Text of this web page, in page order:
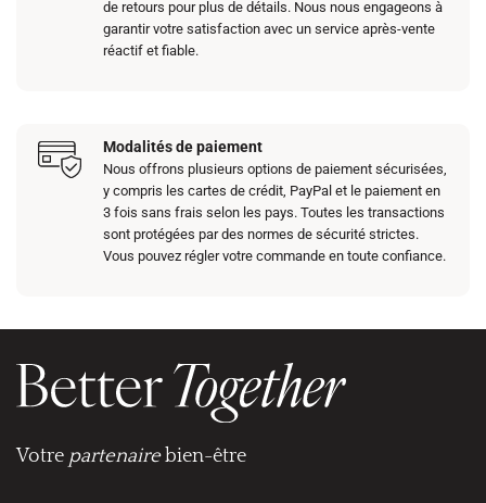
de retours pour plus de détails. Nous nous engageons à
garantir votre satisfaction avec un service après-vente
réactif et fiable.
Modalités de paiement
Nous offrons plusieurs options de paiement sécurisées,
y compris les cartes de crédit, PayPal et le paiement en
3 fois sans frais selon les pays. Toutes les transactions
sont protégées par des normes de sécurité strictes.
Vous pouvez régler votre commande en toute confiance.​​
Votre partenairebien-être